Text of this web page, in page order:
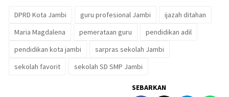
DPRD Kota Jambi guru profesional Jambi
ijazah ditahan
Maria Magdalena
pemerataan guru
pendidikan adil
pendidikan kota jambi
sarpras sekolah Jambi
sekolah favorit
sekolah SD SMP Jambi
SEBARKAN